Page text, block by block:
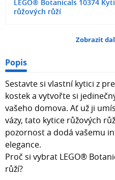
LEGO® Botanicals 10374
růžových růží
Zobrazit
Popis
Sestavte si vlastní kytici z
kostek a vytvořte si
vašeho domova. Ať už ji
vázy, tato kytice růžových
pozornost a dodá vašemu
elegance.
Proč si vybrat LEGO®
růží?